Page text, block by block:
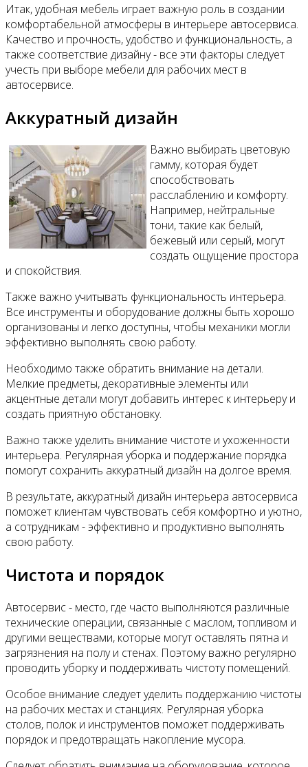
Итак, удобная мебель играет важную роль в создании
комфортабельной атмосферы в интерьере автосервиса.
Качество и прочность, удобство и функциональность, а
также соответствие дизайну - все эти факторы следует
учесть при выборе мебели для рабочих мест в
автосервисе.
Аккуратный дизайн
Важно выбирать цветовую
гамму, которая будет
способствовать
расслаблению и комфорту.
Например, нейтральные
тони, такие как белый,
бежевый или серый, могут
создать ощущение простора
и спокойствия.
Также важно учитывать функциональность интерьера.
Все инструменты и оборудование должны быть хорошо
организованы и легко доступны, чтобы механики могли
эффективно выполнять свою работу.
Необходимо также обратить внимание на детали.
Мелкие предметы, декоративные элементы или
акцентные детали могут добавить интерес к интерьеру и
создать приятную обстановку.
Важно также уделить внимание чистоте и ухоженности
интерьера. Регулярная уборка и поддержание порядка
помогут сохранить аккуратный дизайн на долгое время.
В результате, аккуратный дизайн интерьера автосервиса
поможет клиентам чувствовать себя комфортно и уютно,
а сотрудникам - эффективно и продуктивно выполнять
свою работу.
Чистота и порядок
Автосервис - место, где часто выполняются различные
технические операции, связанные с маслом, топливом и
другими веществами, которые могут оставлять пятна и
загрязнения на полу и стенах. Поэтому важно регулярно
проводить уборку и поддерживать чистоту помещений.
Особое внимание следует уделить поддержанию чистоты
на рабочих местах и станциях. Регулярная уборка
столов, полок и инструментов поможет поддерживать
порядок и предотвращать накопление мусора.